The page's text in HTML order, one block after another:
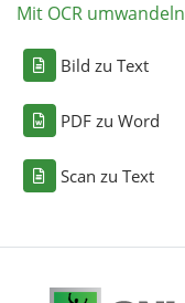
Mit OCR umwandeln
Bild zu Text
PDF zu Word
Scan zu Text